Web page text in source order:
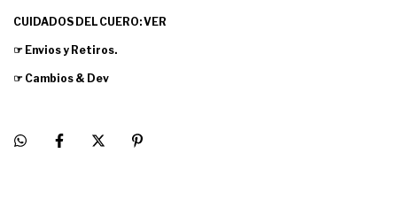
CUIDADOS DEL CUERO: VER
☞ Envios y Retiros.
☞ Cambios & Dev